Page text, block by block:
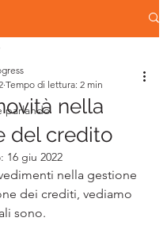
parlando nella
del credito
Tempo di lettura: 2 min
16 giu 2022
nella gestione
dei crediti, vediamo
sono.